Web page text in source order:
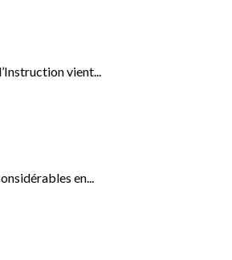
vient...
en...